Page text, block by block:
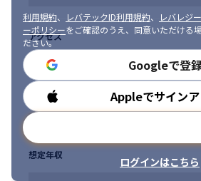
利用規約、 レバテックID利用規約、
レバレジ
ーポリシーをご確認のうえ、同意いただける
ださい。
Googleで登
Appleでサイン
ログインはこちら
アクセス
勤務時間
想定年収